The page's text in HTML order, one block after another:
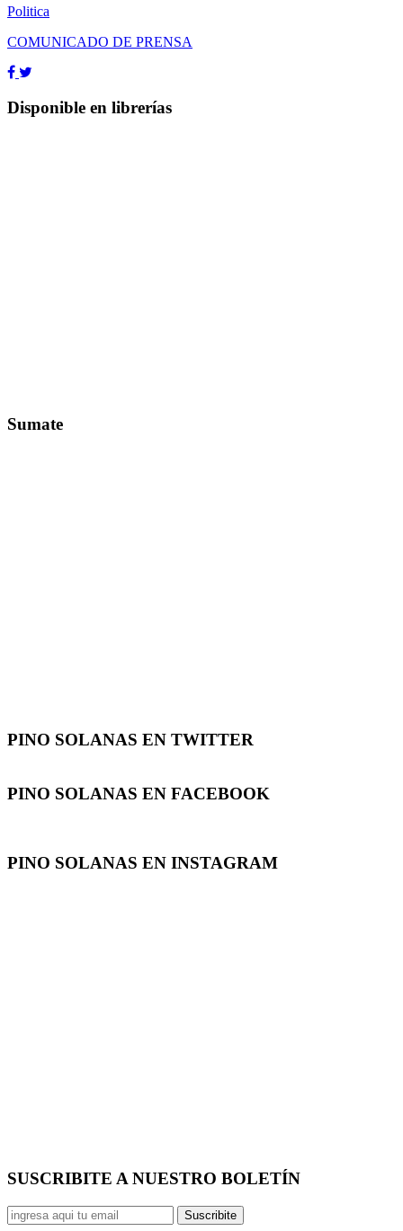
Politica
COMUNICADO DE PRENSA
Disponible en librerías
Sumate
PINO SOLANAS EN TWITTER
PINO SOLANAS EN FACEBOOK
PINO SOLANAS EN INSTAGRAM
SUSCRIBITE A NUESTRO BOLETÍN
Suscribite